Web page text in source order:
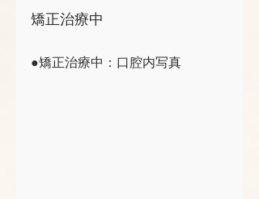
矯正治療中
●矯正治療中：口腔内写真